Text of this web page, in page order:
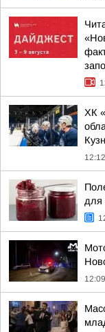
ХК
12:12
для
12:09